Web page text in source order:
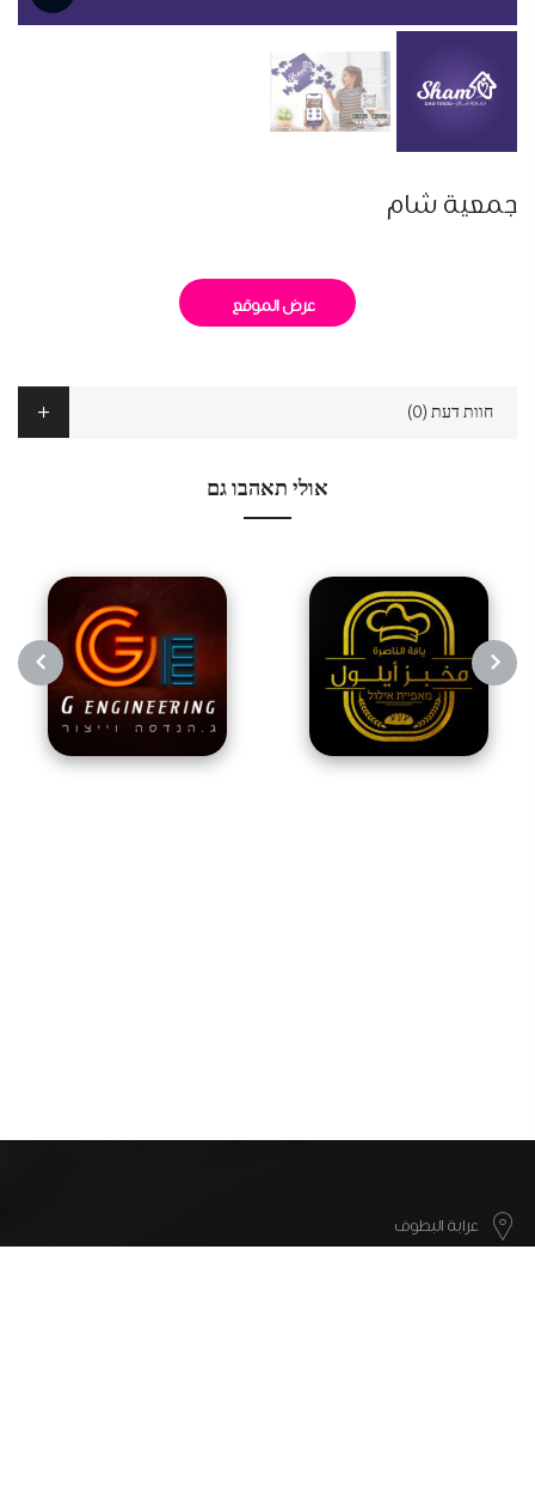
جمعية شام
عرض الموقع
חוות דעת (0)
אולי תאהבו גם
PREVIOUS
NEXT
عرابة البطوف